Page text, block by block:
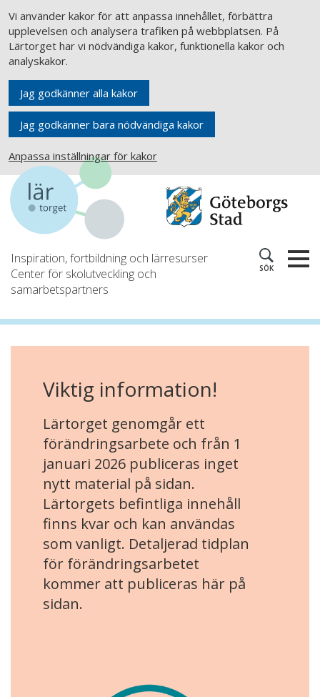
Vi använder kakor för att anpassa innehållet, förbättra
upplevelsen och analysera trafiken på webbplatsen. På
Lärtorget har vi nödvändiga kakor, funktionella kakor och
analyskakor.
Jag godkänner alla kakor
Jag godkänner bara nödvändiga kakor
Anpassa inställningar för kakor
Inspiration, fortbildning och lärresurser
Center för skolutveckling och
samarbetspartners
SÖK
Viktig information!
Lärtorget genomgår ett
förändringsarbete och från 1
januari 2026 publiceras inget
nytt material på sidan.
Lärtorgets befintliga innehåll
finns kvar och kan användas
som vanligt. Detaljerad tidplan
för förändringsarbetet
kommer att publiceras här på
sidan.